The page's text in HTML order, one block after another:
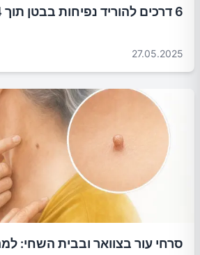
6 דרכים להוריד נפיחות בבטן תוך 24 שעות
27.05.2025
סרחי עור בצוואר ובבית השחי: